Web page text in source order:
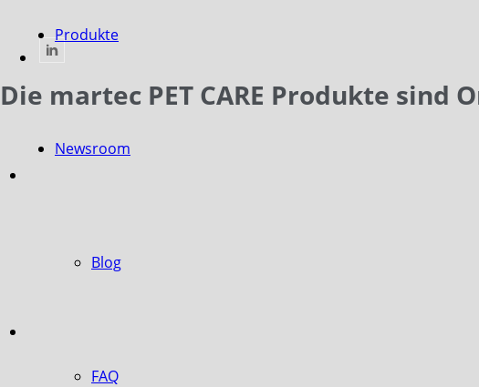
Produkte
Newsroom
Blog
FAQ
Die martec PET CARE Produkte sind